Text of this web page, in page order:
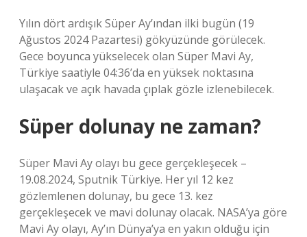
Yılın dört ardışık Süper Ay’ından ilki bugün (19
Ağustos 2024 Pazartesi) gökyüzünde görülecek.
Gece boyunca yükselecek olan Süper Mavi Ay,
Türkiye saatiyle 04:36’da en yüksek noktasına
ulaşacak ve açık havada çıplak gözle izlenebilecek.
Süper dolunay ne zaman?
Süper Mavi Ay olayı bu gece gerçekleşecek –
19.08.2024, Sputnik Türkiye. Her yıl 12 kez
gözlemlenen dolunay, bu gece 13. kez
gerçekleşecek ve mavi dolunay olacak. NASA’ya göre
Mavi Ay olayı, Ay’ın Dünya’ya en yakın olduğu için